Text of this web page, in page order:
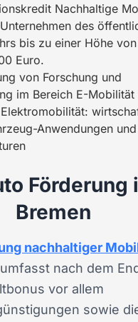
Nachhaltige
des
bis zu einer Höhe von
Euro.
von Forschung und
im Bereich E-Mobilität
Anwendungen und
Förderung
Bremen
nachhaltiger
nach dem
vor allem
sowie